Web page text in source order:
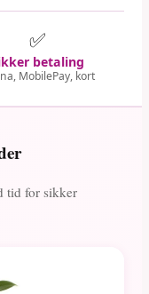
✅
betaling
MobilePay, kort
tid for sikker